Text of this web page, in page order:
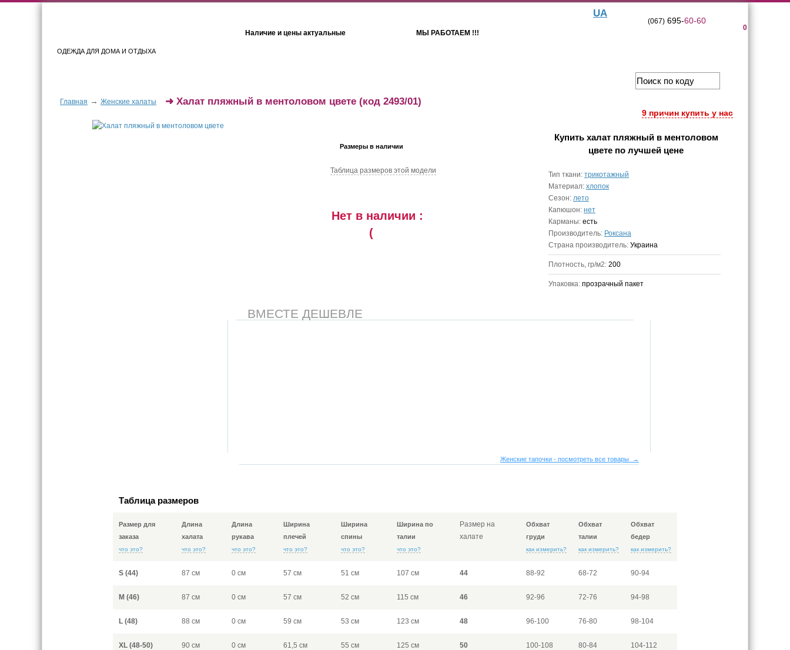
ОДЕЖДА ДЛЯ ДОМА И ОТДЫХА
Наличие и цены актуальные МЫ РАБОТАЕМ !!!
UA
0
(067)695-60-60
Главная → Женские халаты
9 причин купить у нас
➜ Халат пляжный в ментоловом цвете (код 2493/01)
Размеры в наличии
Таблица размеров этой модели
Нет в наличии :
(
Купить халат пляжный в ментоловом
цвете по лучшей цене
Тип ткани: трикотажный
Материал: хлопок
Сезон: лето
Капюшон: нет
Карманы: есть
Производитель: Роксана
Страна производитель: Украина
Плотность, гр/м2: 200
Упаковка: прозрачный пакет
ВМЕСТЕ ДЕШЕВЛЕ
Женские тапочки - посмотреть все товары →
Таблица размеров
Размер для
заказа
что это?
Длина
халата
что это?
Длина
рукава
что это?
Ширина
плечей
что это?
Ширина
спины
что это?
Ширина по
талии
что это?
Размер на
халате
Обхват
груди
как измерить?
Обхват
талии
как измерить?
Обхват
бедер
как измерить?
S (44) 87 см 0 см 57 см 51 см 107 см 44 88-92 68-72 90-94
M (46) 87 см 0 см 57 см 52 см 115 см 46 92-96 72-76 94-98
L (48) 88 см 0 см 59 см 53 см 123 см 48 96-100 76-80 98-104
XL (48-50) 90 см 0 см 61,5 см 55 см 125 см 50 100-108 80-84 104-112